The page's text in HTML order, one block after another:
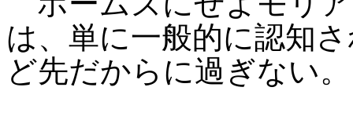
は、単に一般的に認知
ど先だからに過ぎない。